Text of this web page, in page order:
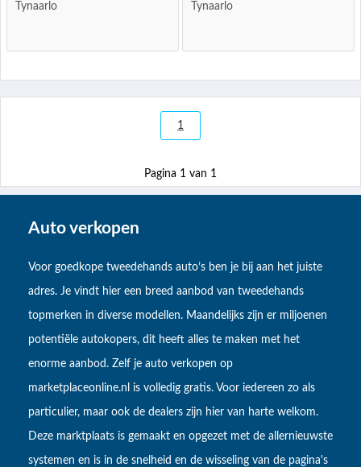
Tynaarlo Tynaarlo
1
Pagina 1 van 1
Auto verkopen
Voor goedkope tweedehands auto’s ben je bij aan het juiste
adres. Je vindt hier een breed aanbod van tweedehands
topmerken in diverse modellen. Maandelijks zijn er miljoenen
potentiële autokopers, dit heeft alles te maken met het
enorme aanbod. Zelf je auto verkopen op
marketplaceonline.nl is volledig gratis. Voor iedereen zo als
particulier, maar ook de dealers zijn hier van harte welkom.
Deze marktplaats is gemaakt en opgezet met de allernieuwste
systemen en is in de snelheid en de wisseling van de pagina's